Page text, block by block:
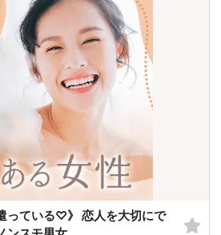
っている♡》 恋人を大切にで